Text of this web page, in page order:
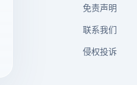
免责声明
联系我们
侵权投诉